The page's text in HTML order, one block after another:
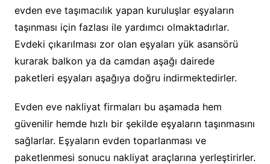
evden eve taşımacılık yapan kuruluşlar eşyaların
taşınması için fazlası ile yardımcı olmaktadırlar.
Evdeki çıkarılması zor olan eşyaları yük asansörü
kurarak balkon ya da camdan aşağı dairede
paketleri eşyaları aşağıya doğru indirmektedirler.
Evden eve nakliyat firmaları bu aşamada hem
güvenilir hemde hızlı bir şekilde eşyaların taşınmasını
sağlarlar. Eşyaların evden toparlanması ve
paketlenmesi sonucu nakliyat araçlarına yerleştirirler.